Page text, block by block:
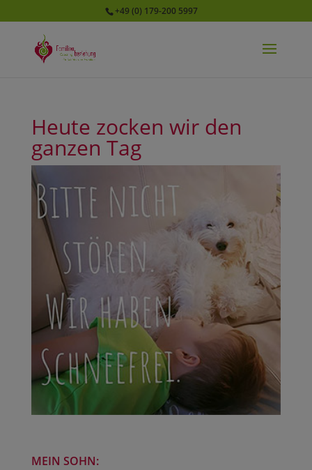
+49 (0) 179-200 5997
Heute zocken wir den
ganzen Tag
MEIN SOHN: